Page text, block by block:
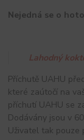
Nejedná se o
Lahodný
Příchutě UAHU
které zaútočí na
příchutí UAHU se
Dodávány jsou v
Uživatel tak pouze